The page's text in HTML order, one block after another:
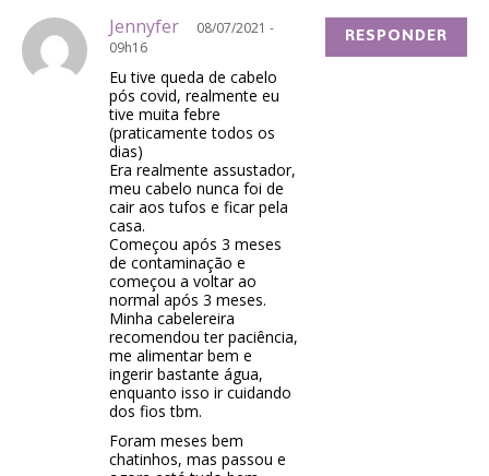
Jennyfer
08/07/2021 -
09h16
Eu tive queda de cabelo
pós covid, realmente eu
tive muita febre
(praticamente todos os
dias)
Era realmente assustador,
meu cabelo nunca foi de
cair aos tufos e ficar pela
casa.
Começou após 3 meses
de contaminação e
começou a voltar ao
normal após 3 meses.
Minha cabelereira
recomendou ter paciência,
me alimentar bem e
ingerir bastante água,
enquanto isso ir cuidando
dos fios tbm.
Foram meses bem
chatinhos, mas passou e
RESPONDER